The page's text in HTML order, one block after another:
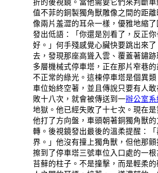
折的後視鏡。當他需要它們來判斷
值不菲的銅製獨角獸雕像之間的距
像兩片羞澀的耳朵一樣，優雅地縮
發出低語：「你還是別看了，反正你
好。」何手殘感覺心臟快要跳出來
去，發現那座高聳入雲、覆蓋著鏽
多層機械式停車塔，正在那片窄巷
不正常的綠光。這棟停車塔是個異
車位始終空著，並且傳說只要有人
敗十八次，就會被傳送到一辦公室
地獄。他已經失敗了十七次。現在是
他打了方向盤，車頭朝著銅獨角獸
轉。後視鏡發出最後的溫柔提醒：
界。」他沒有撞上獨角獸，但他那
擦到了停車塔三號車位入口處的一
苔蘚的柱子。不是撞擊，而是輕柔